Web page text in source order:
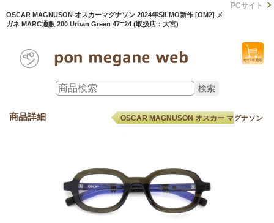
OSCAR MAGNUSON オスカーマグナソン 2024年SILMO新作 [OM2] メ
ガネ MARC通販 200 Urban Green 47□24 (取扱店：大宮)
PCサイト
商品詳細 OSCAR MAGNUSON オスカー マグナソン